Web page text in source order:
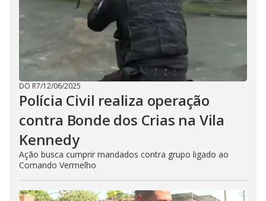
DO R7/12/06/2025
Polícia Civil realiza operação
contra Bonde dos Crias na Vila
Kennedy
Ação busca cumprir mandados contra grupo ligado ao
Comando Vermelho